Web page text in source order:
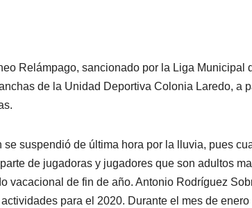
Relámpago, sancionado por la Liga Municipal
de la Unidad Deportiva Colonia Laredo, a
suspendió de última hora por la lluvia, pues
de jugadoras y jugadores que son adultos
vacacional de fin de año. Antonio Rodríguez
para el 2020. Durante el mes de